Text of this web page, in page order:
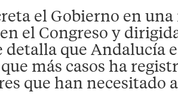
el Gobierno en
el Congreso y
detalla que Andalucía
más casos ha
que han necesitado